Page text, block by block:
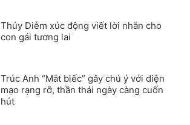
Thúy Diễm xúc động viết lời nhắn cho
con gái tương lai
Trúc Anh “Mắt biếc” gây chú ý với diện
mạo rạng rỡ, thần thái ngày càng cuốn
hút